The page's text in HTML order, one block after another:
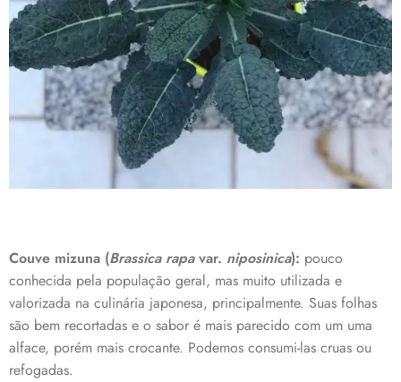
Couve mizuna (Brassica rapavar. niposinica): pouco
conhecida pela população geral, mas muito utilizada e
valorizada na culinária japonesa, principalmente. Suas folhas
são bem recortadas e o sabor é mais parecido com um uma
alface, porém mais crocante. Podemos consumi-las cruas ou
refogadas.